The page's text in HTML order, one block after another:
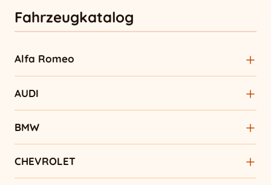
Fahrzeugkatalog
Alfa Romeo
AUDI
BMW
CHEVROLET